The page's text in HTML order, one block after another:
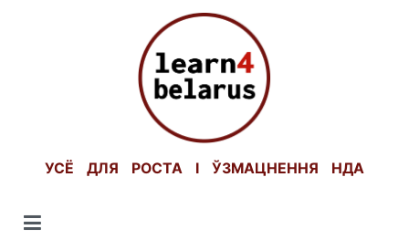
УСЁ ДЛЯ РОСТА І ЎЗМАЦНЕННЯ НДА